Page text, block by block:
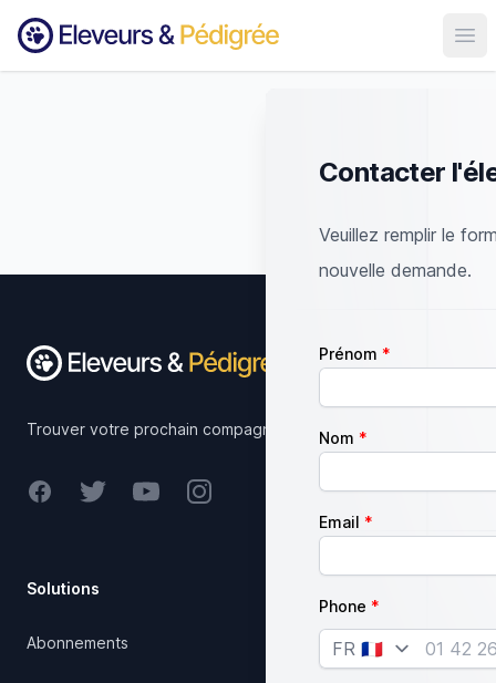
Contacter
Veuillez remplir le
nouvelle demande.
Prénom
Nom
Email
Phone
Country
Trouver votre prochain compagnon.
FacebookTwitterYoutubeInstagram
Solutions
Abonnements Notre charte qualité